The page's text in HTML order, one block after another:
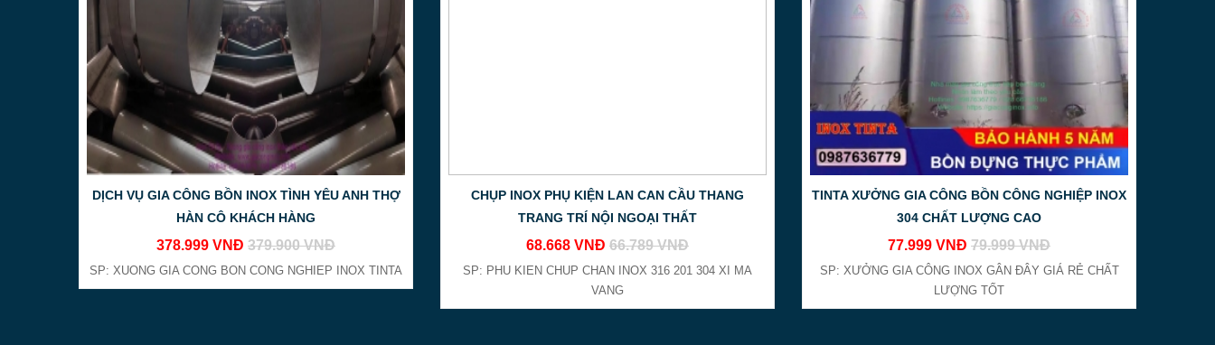
cơ sở gia công inox .
DỊCH VỤ GIA CÔNG BỒN INOX TÌNH YÊU ANH THỢ
HÀN CÔ KHÁCH HÀNG
378.999 VNĐ 379.900 VNĐ
SP: XUONG GIA CONG BON CONG NGHIEP INOX TINTA
CHỤP INOX PHỤ KIỆN LAN CAN CẦU THANG
TRANG TRÍ NỘI NGOẠI THẤT
68.668 VNĐ 66.789 VNĐ
SP: PHU KIEN CHUP CHAN INOX 316 201 304 XI MA
VANG
TINTA XƯỞNG GIA CÔNG BỒN CÔNG NGHIỆP INOX
304 CHẤT LƯỢNG CAO
77.999 VNĐ 79.999 VNĐ
SP: XƯỞNG GIA CÔNG INOX GÂN ĐÂY GIÁ RẺ CHẤT
LƯỢNG TỐT